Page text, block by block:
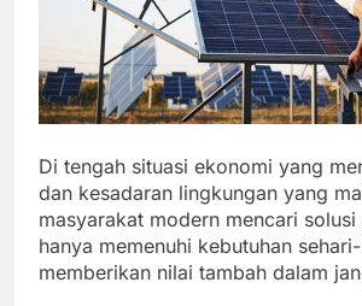
Di tengah situasi ekonomi yang
dan kesadaran lingkungan yang
masyarakat modern mencari
hanya memenuhi kebutuhan
memberikan nilai tambah dalam